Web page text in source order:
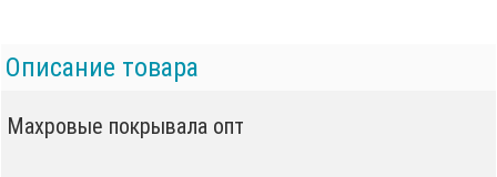
Описание товара
Махровые покрывала опт